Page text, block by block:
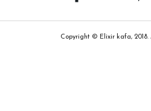
Copyright © Elixir kafa, 2018.